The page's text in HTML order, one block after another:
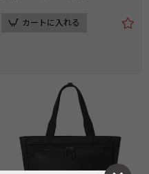
カートに入れる